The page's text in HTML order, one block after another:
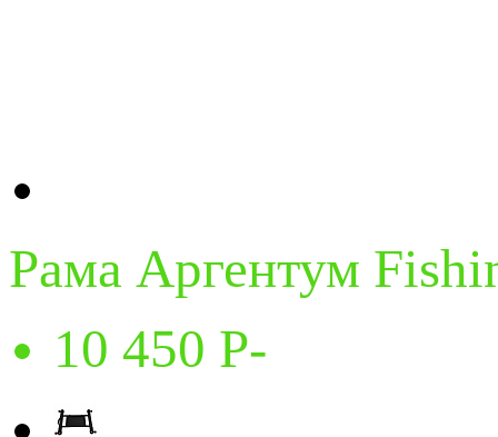
Рама Аргентум
10 450 P-